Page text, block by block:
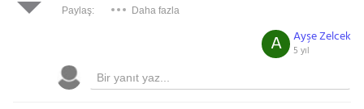
Paylaş: Daha fazla
Ayşe Zelcek
5 yıl
A